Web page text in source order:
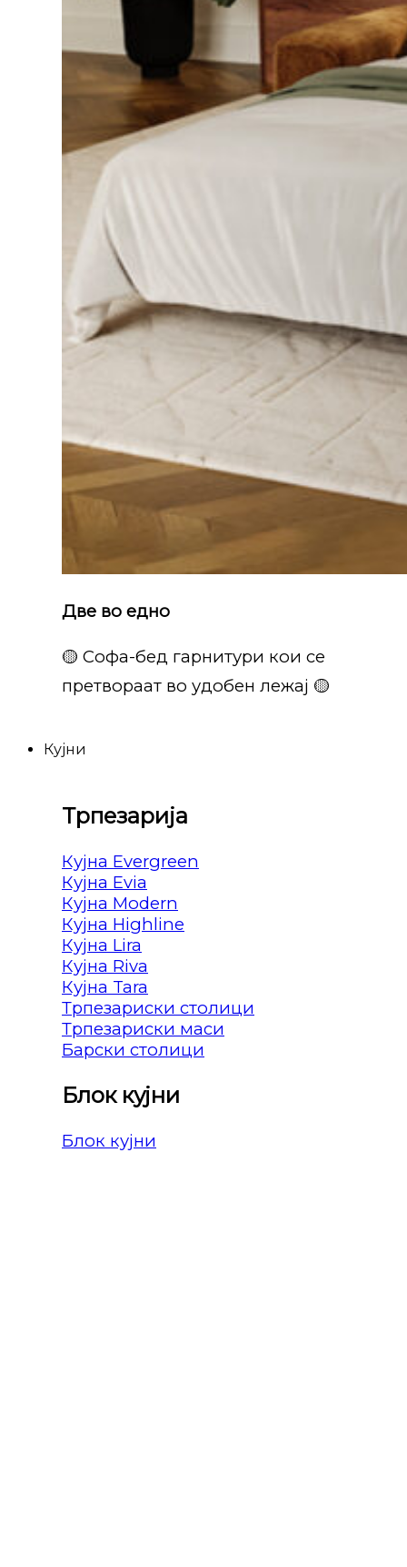
Две во едно
🟡 Софа-бед гарнитури кои се
претвораат во удобен лежај 🟡
Кујни
Трпезарија
Кујна Evergreen
Кујна Evia
Кујна Modern
Кујна Highline
Кујна Lira
Кујна Riva
Кујна Tara
Трпезариски столици
Трпезариски маси
Барски столици
Блок кујни
Блок кујни